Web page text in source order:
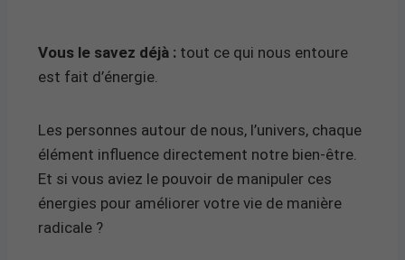
Vous le savez déjà : tout ce qui nous entoure
est fait d’énergie.
Les personnes autour de nous, l’univers, chaque
élément influence directement notre bien-être.
Et si vous aviez le pouvoir de manipuler ces
énergies pour améliorer votre vie de manière
radicale ?